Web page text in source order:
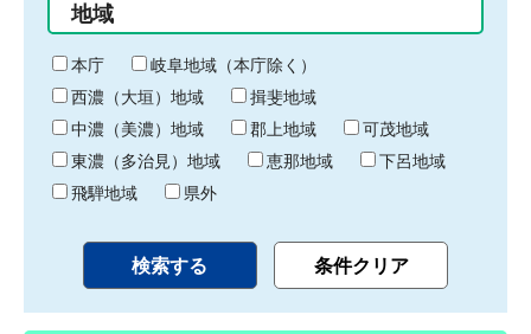
り
終
わ
り
地域
本庁
岐阜地域（本庁除く）
西濃（大垣）地域
揖斐地域
中濃（美濃）地域
郡上地域
可茂地域
東濃（多治見）地域
恵那地域
下呂地域
飛騨地域
県外